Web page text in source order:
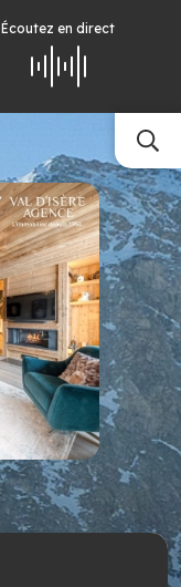
Écoutez en direct